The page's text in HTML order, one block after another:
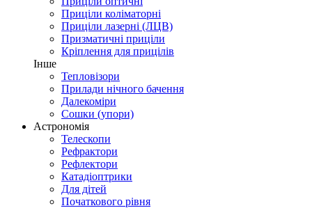
Приціли коліматорні
Приціли лазерні (ЛЦВ)
Призматичні приціли
Кріплення для прицілів
Інше
Тепловізори
Прилади нічного бачення
Далекоміри
Сошки (упори)
Астрономія
Телескопи
Рефрактори
Рефлектори
Катадіоптрики
Для дітей
Початкового рівня